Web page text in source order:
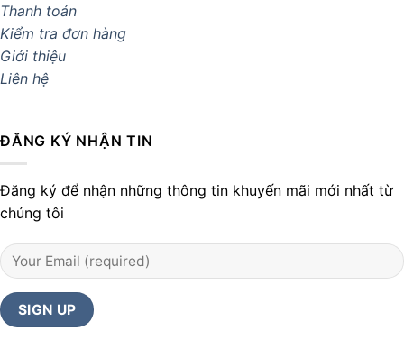
Thanh toán
Kiểm tra đơn hàng
Giới thiệu
Liên hệ
ĐĂNG KÝ NHẬN TIN
Đăng ký để nhận những thông tin khuyến mãi mới nhất từ
chúng tôi